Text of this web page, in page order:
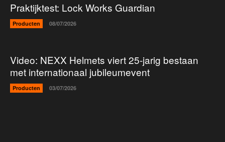
Praktijktest: Lock Works Guardian
Producten 08/07/2026
Video: NEXX Helmets viert 25-jarig bestaan
met internationaal jubileumevent
Producten 03/07/2026